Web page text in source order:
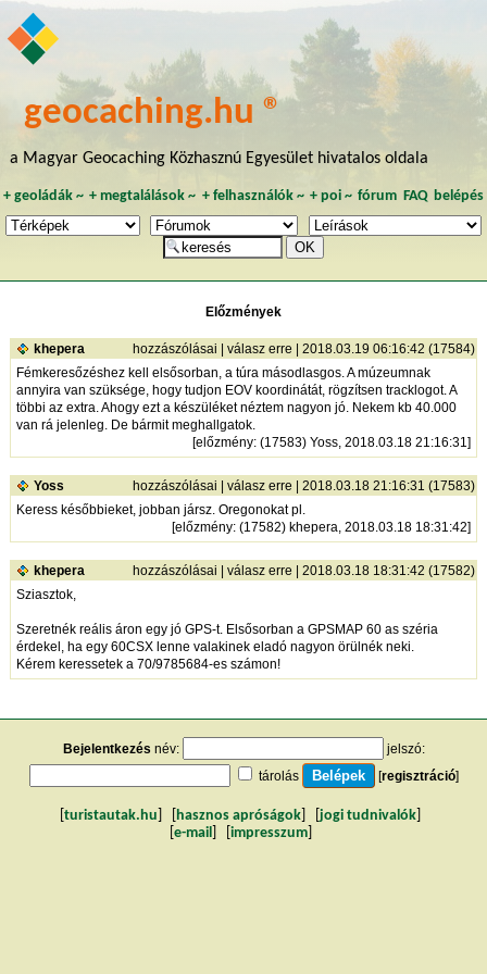
geocaching.hu ®
a Magyar Geocaching Közhasznú Egyesület hivatalos oldala
+ geoládák~ +megtalálások ~ + felhasználók~ + poi~ fórum FAQ belépés
Előzmények
khepera hozzászólásai | válasz erre | 2018.03.19 06:16:42 (17584)
Fémkeresőzéshez kell elsősorban, a túra másodlasgos. A múzeumnak
annyira van szüksége, hogy tudjon EOV koordinátát, rögzítsen tracklogot. A
többi az extra. Ahogy ezt a készüléket néztem nagyon jó. Nekem kb 40.000
van rá jelenleg. De bármit meghallgatok.
[előzmény: (17583) Yoss, 2018.03.18 21:16:31]
Yoss hozzászólásai | válasz erre | 2018.03.18 21:16:31 (17583)
Keress későbbieket, jobban jársz. Oregonokat pl.
[előzmény: (17582) khepera, 2018.03.18 18:31:42]
khepera hozzászólásai | válasz erre | 2018.03.18 18:31:42 (17582)
Sziasztok,
Szeretnék reális áron egy jó GPS-t. Elsősorban a GPSMAP 60 as széria
érdekel, ha egy 60CSX lenne valakinek eladó nagyon örülnék neki.
Kérem keressetek a 70/9785684-es számon!
Bejelentkezés név:
jelszó:
tárolás
[regisztráció]
turistautak.hu hasznos apróságok jogi tudnivalók
e-mail impresszum]